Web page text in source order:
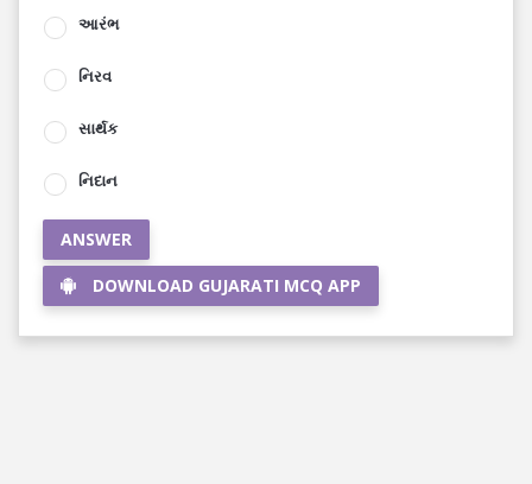
આરંભ
નિરવ
સાર્થક
નિદાન
ANSWER
DOWNLOAD GUJARATI MCQ APP